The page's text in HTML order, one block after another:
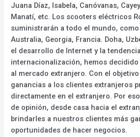
Juana Díaz, Isabela, Canóvanas,
Manatí, etc. Los scooters eléctricos
suministrarán a todo el mundo, como
Australia, Georgia, Francia. Doha,
el desarrollo de Internet y la
internacionalización, hemos
al mercado extranjero. Con el
ganancias a los clientes extranjeros
directamente en el extranjero. Por
de opinión, desde casa hacia el
brindarles a nuestros clientes más
oportunidades de hacer negocios.